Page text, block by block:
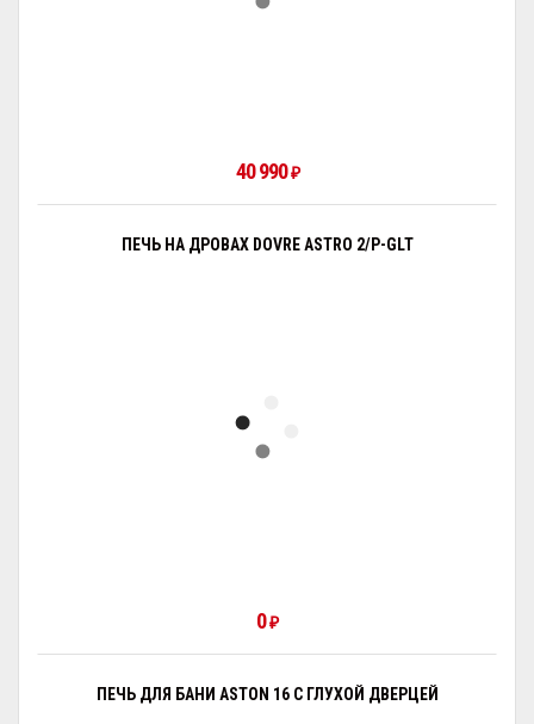
40 990₽
ПЕЧЬ НА ДРОВАХ DOVRE ASTRO 2/P-GLT
0₽
ПЕЧЬ ДЛЯ БАНИ ASTON 16 С ГЛУХОЙ ДВЕРЦЕЙ